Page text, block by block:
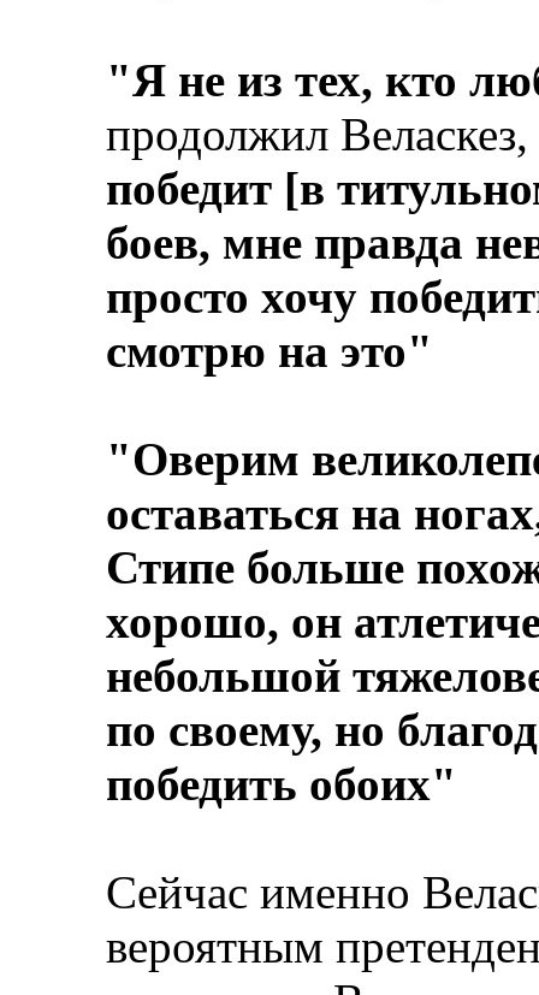
"Я не из тех, кто
продолжил
победит [в
боев, мне правда
просто хочу
смотрю на это"
"Оверим
оставаться на
Стипе больше
хорошо, он
небольшой
по своему, но
победить обоих"
Сейчас именно
вероятным